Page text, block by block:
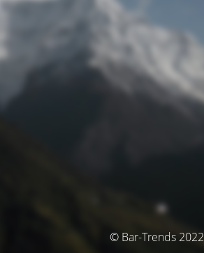
© Bar-Trends 2022